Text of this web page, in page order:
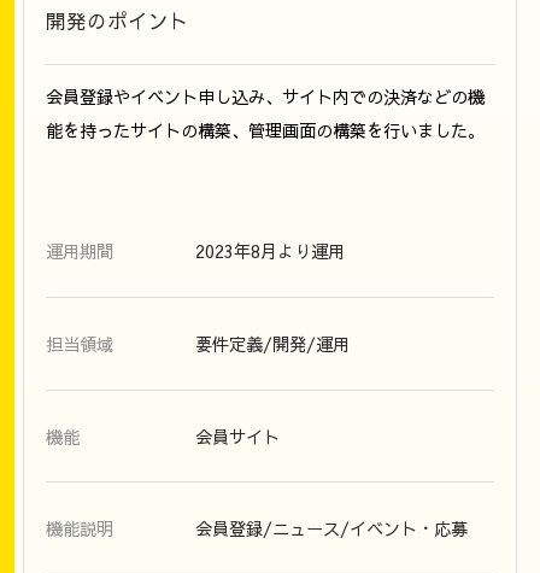
開発のポイント
会員登録やイベント申し込み、サイト内での決済などの機
能を持ったサイトの構築、管理画面の構築を行いました。
運用期間 2023年8月より運用
担当領域 要件定義/開発/運用
機能 会員サイト
機能説明 会員登録/ニュース/イベント・応募